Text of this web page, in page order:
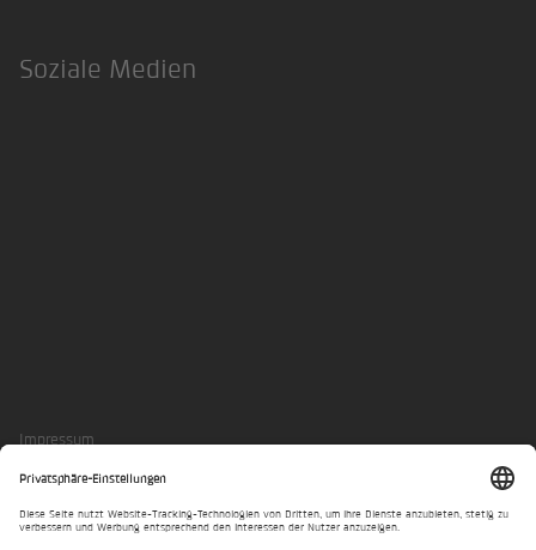
Soziale Medien
Impressum
Datenschutzerklärung
Privatsphäre-Einstellungen